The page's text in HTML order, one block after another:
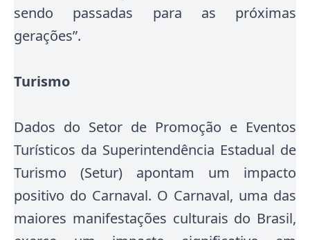
sendo passadas para as próximas
gerações”.
Turismo
Dados do Setor de Promoção e Eventos
Turísticos da Superintendência Estadual de
Turismo (Setur) apontam um impacto
positivo do Carnaval. O Carnaval, uma das
maiores manifestações culturais do Brasil,